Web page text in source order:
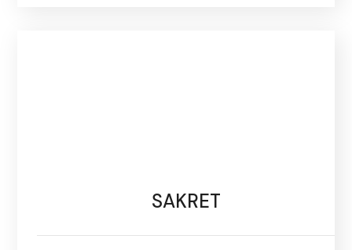
SAKRET